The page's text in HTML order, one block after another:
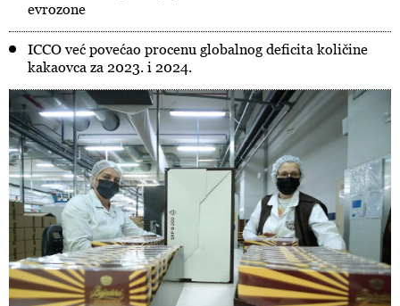
evrozone
ICCO već povećao procenu globalnog deficita količine
kakaovca za 2023. i 2024.